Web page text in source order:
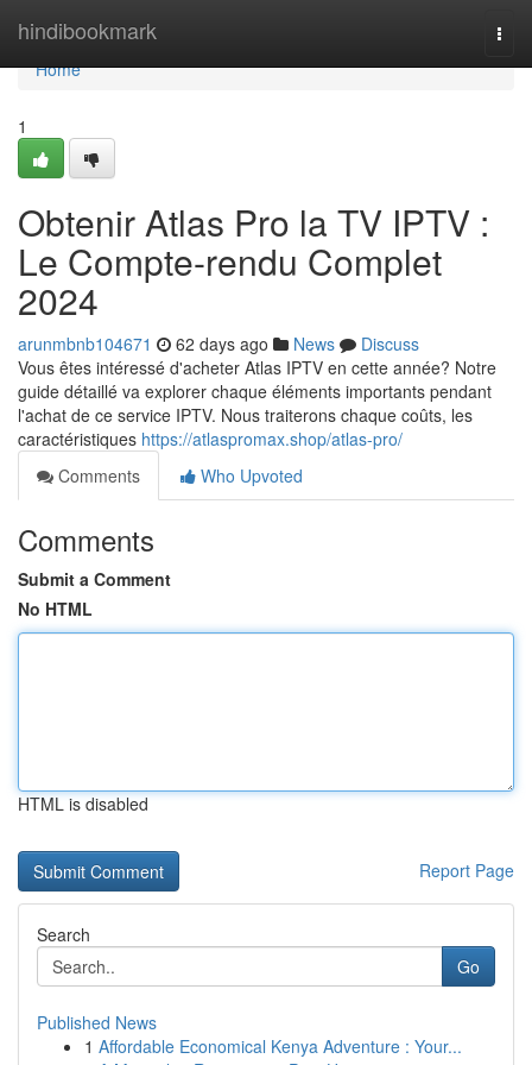
hindibookmark
Home
Home
1
Obtenir Atlas Pro la TV IPTV :
Le Compte-rendu Complet
2024
arunmbnb104671 62 days ago News
Discuss
Vous êtes intéressé d'acheter Atlas IPTV en cette année? Notre
guide détaillé va explorer chaque éléments importants pendant
l'achat de ce service IPTV. Nous traiterons chaque coûts, les
caractéristiques https://atlaspromax.shop/atlas-pro/
Comments
Who Upvoted
Comments
Submit a Comment
No HTML
HTML is disabled
Report Page
Search
Go
Published News
1 Affordable Economical Kenya Adventure : Your...